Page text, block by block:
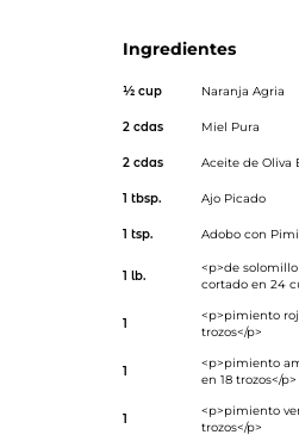
Ingredientes
½ cup Naranja Agria
2 cdas Miel Pura
2 cdas Aceite de Oliva
1 tbsp. Ajo Picado
1 tsp. Adobo con
1 lb.
<p>de
cortado en 24
1
<p>pimiento
trozos</p>
1
<p>pimiento
en 18 trozos</p>
1
<p>pimiento
trozos</p>